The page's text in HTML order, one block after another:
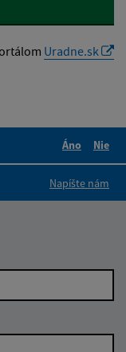
Uradne.sk
Áno
Nie
Napíšte nám